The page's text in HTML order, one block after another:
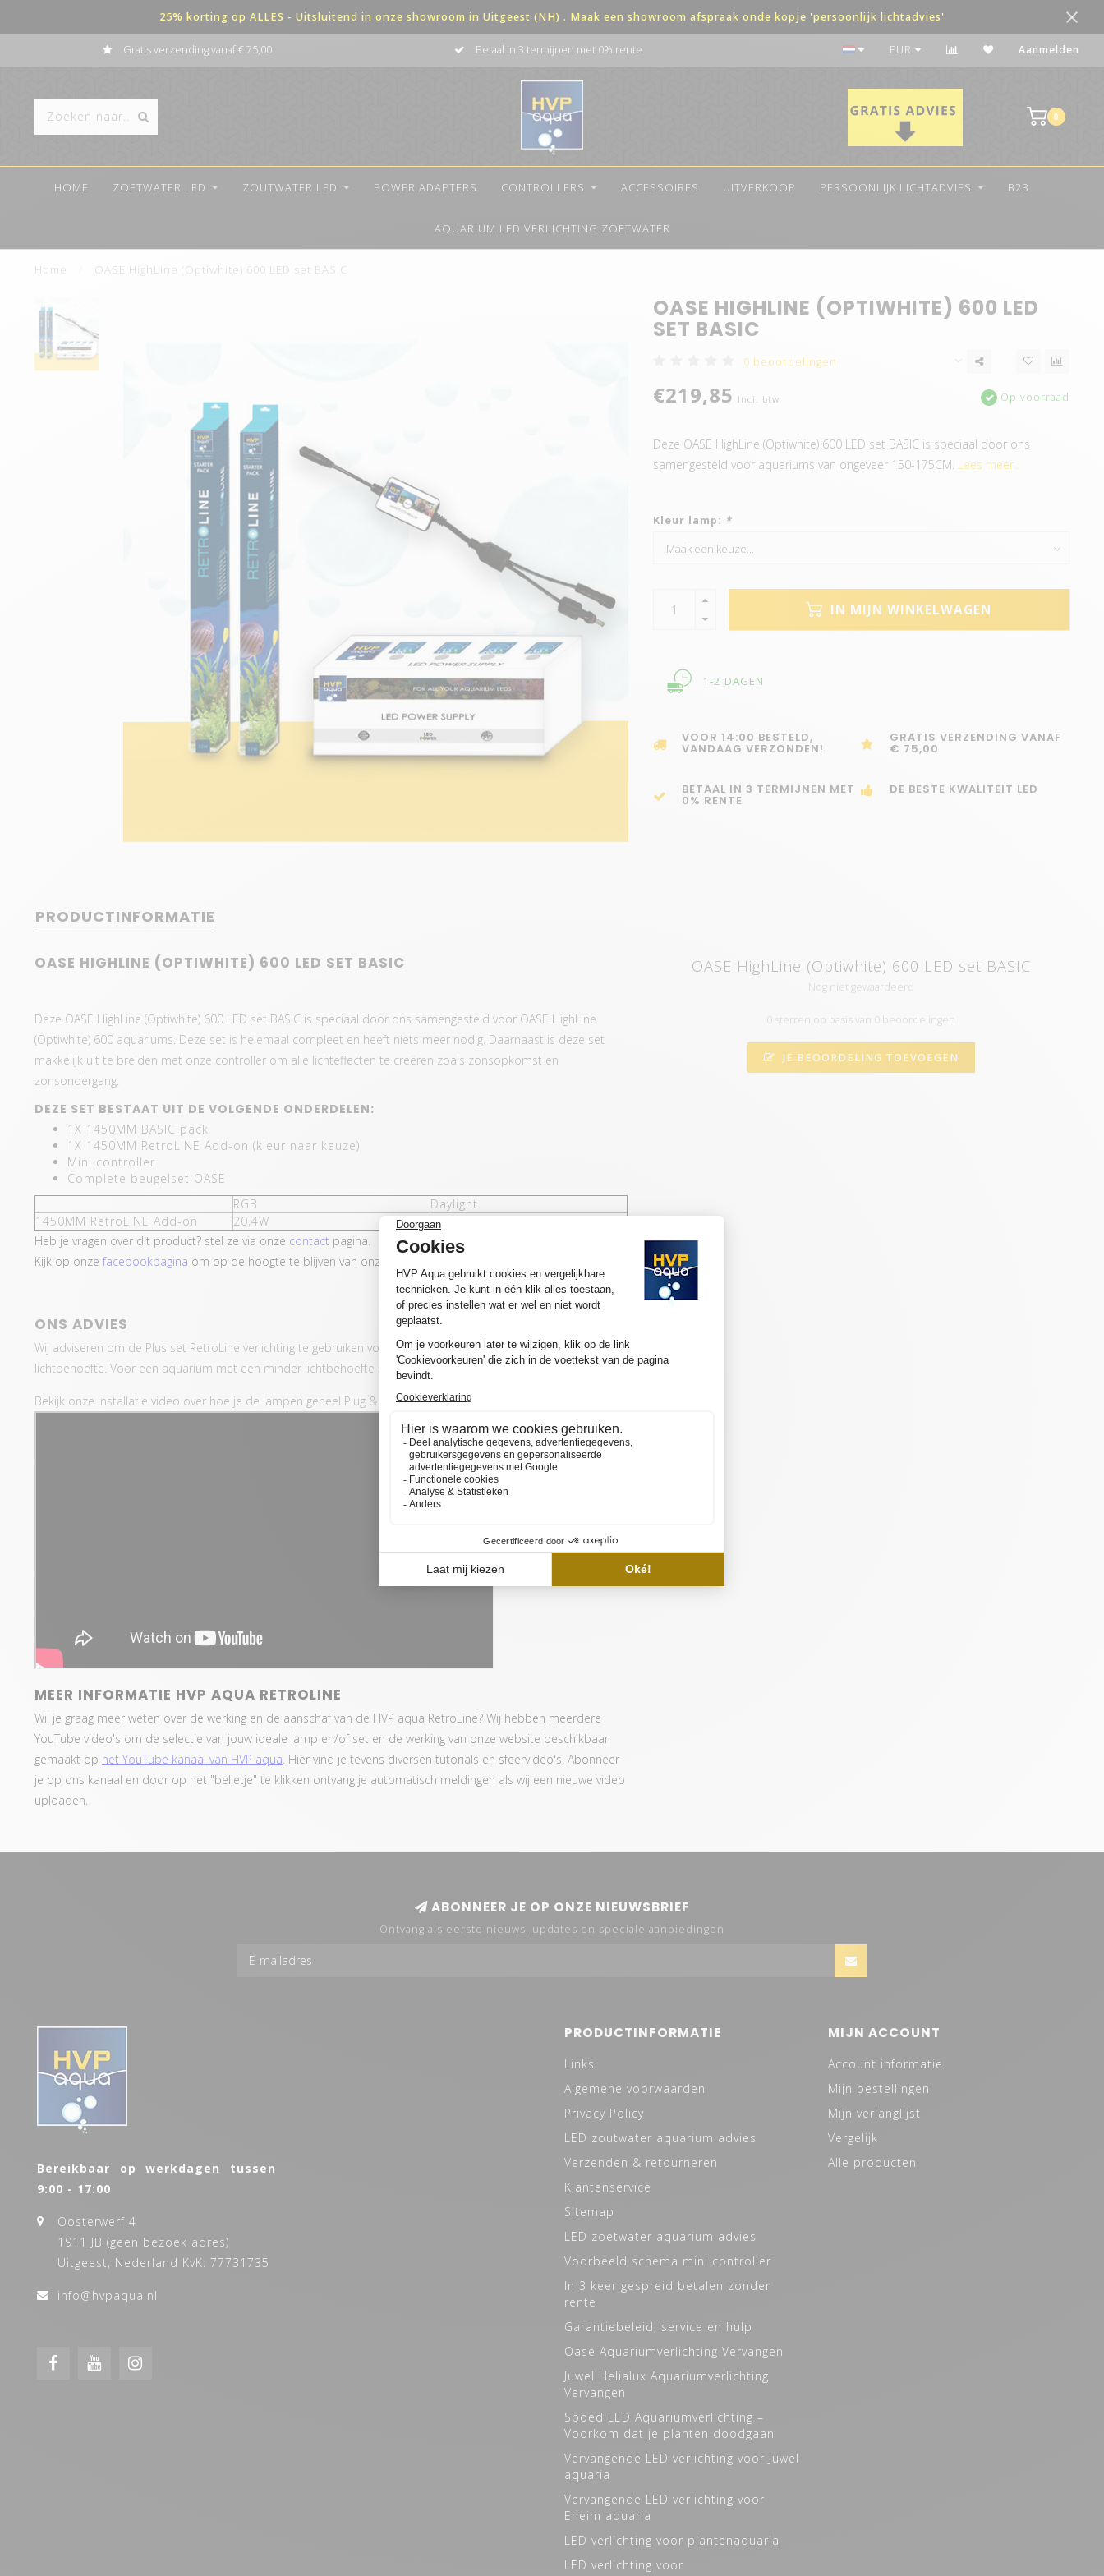
25% korting op ALLES - Uitsluitend in onze showroom in Uitgeest (NH) . Maak een showroom afspraak onde kopje 'persoonlijk lichtadvies'
Gratis verzending vanaf € 75,00 Betaal in 3 termijnen met 0% rente De beste kwaliteit LED
EUR Aanmelden
0
HOME ZOETWATER LED ZOUTWATER LED POWER ADAPTERS CONTROLLERS ACCESSOIRES UITVERKOOP PERSOONLIJK LICHTADVIES B2B
AQUARIUM LED VERLICHTING ZOETWATER
Home OASE HighLine (Optiwhite) 600 LED set BASIC
OASE HIGHLINE (OPTIWHITE) 600 LED
SET BASIC
0 beoordelingen
€219,85 Incl. btw Op voorraad
Deze OASE HighLine (Optiwhite) 600 LED set BASIC is speciaal door ons
samengesteld voor aquariums van ongeveer 150-175CM. Lees meer..
Kleur lamp: *
IN MIJN WINKELWAGEN
1-2 DAGEN
VOOR 14:00 BESTELD,
VANDAAG VERZONDEN!
GRATIS VERZENDING VANAF
€ 75,00
BETAAL IN 3 TERMIJNEN MET
0% RENTE
DE BESTE KWALITEIT LED
PRODUCTINFORMATIE
OASE HIGHLINE (OPTIWHITE) 600 LED SET BASIC
Deze OASE HighLine (Optiwhite) 600 LED set BASIC is speciaal door ons samengesteld voor OASE HighLine
(Optiwhite) 600 aquariums. Deze set is helemaal compleet en heeft niets meer nodig. Daarnaast is deze set
makkelijk uit te breiden met onze controller om alle lichteffecten te creëren zoals zonsopkomst en
zonsondergang.
DEZE SET BESTAAT UIT DE VOLGENDE ONDERDELEN:
1X 1450MM BASIC pack
1X 1450MM RetroLINE Add-on (kleur naar keuze)
Mini controller
Complete beugelset OASE
RGB
Daylight
1450MM RetroLINE Add-on
20,4W
20,4W
Heb je vragen over dit product? stel ze via onze contact pagina.
Kijk op onze facebookpagina om op de hoogte te blijven van onze ontwikkelingen
ONS ADVIES
Wij adviseren om de Plus set RetroLine verlichting te gebruiken voor aquaria met gemiddeld tot veel
lichtbehoefte. Voor een aquarium met een minder lichtbehoefte adviseren wij om voor de basic set te kiezen.
Bekijk onze installatie video over hoe je de lampen geheel Plug & play aansluit:
MEER INFORMATIE HVP AQUA RETROLINE
Wil je graag meer weten over de werking en de aanschaf van de HVP aqua RetroLine? Wij hebben meerdere
YouTube video's om de selectie van jouw ideale lamp en/of set en de werking van onze website beschikbaar
gemaakt op het YouTube kanaal van HVP aqua . Hier vind je tevens diversen tutorials en sfeervideo's. Abonneer
je op ons kanaal en door op het "belletje" te klikken ontvang je automatisch meldingen als wij een nieuwe video
uploaden.
OASE HighLine (Optiwhite) 600 LED set BASIC
Nog niet gewaardeerd
0 sterren op basis van 0 beoordelingen
JE BEOORDELING TOEVOEGEN
ABONNEER JE OP ONZE NIEUWSBRIEF
Ontvang als eerste nieuws, updates en speciale aanbiedingen
Bereikbaar op werkdagen tussen
9:00 - 17:00
Oosterwerf 4
1911 JB (geen bezoek adres)
Uitgeest, Nederland KvK: 77731735
info@hvpaqua.nl
PRODUCTINFORMATIE
Links
Algemene voorwaarden
Privacy Policy
LED zoutwater aquarium advies
Verzenden & retourneren
Klantenservice
Sitemap
LED zoetwater aquarium advies
Voorbeeld schema mini controller
In 3 keer gespreid betalen zonder
rente
Garantiebeleid, service en hulp
Oase Aquariumverlichting Vervangen
Juwel Helialux Aquariumverlichting
Vervangen
Spoed LED Aquariumverlichting –
Voorkom dat je planten doodgaan
Vervangende LED verlichting voor Juwel
aquaria
Vervangende LED verlichting voor
Eheim aquaria
LED verlichting voor plantenaquaria
LED verlichting voor
MIJN ACCOUNT
Account informatie
Mijn bestellingen
Mijn verlanglijst
Vergelijk
Alle producten